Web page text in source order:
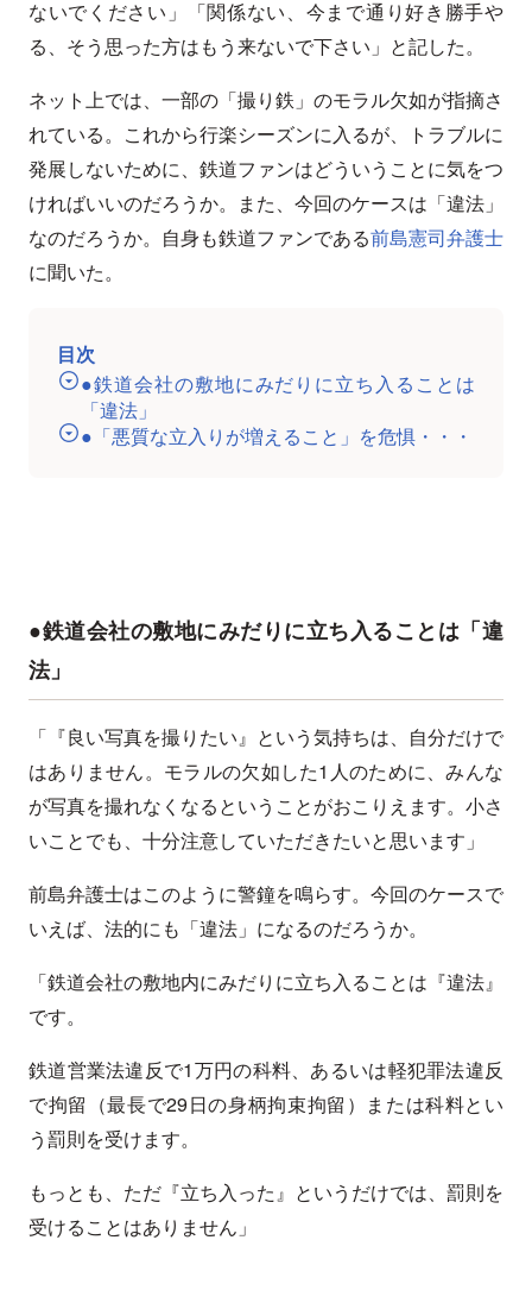
ないでください」「関係ない、今まで通り好き勝手や
る、そう思った方はもう来ないで下さい」と記した。
ネット上では、一部の「撮り鉄」のモラル欠如が指摘さ
れている。これから行楽シーズンに入るが、トラブルに
発展しないために、鉄道ファンはどういうことに気をつ
ければいいのだろうか。また、今回のケースは「違法」
なのだろうか。自身も鉄道ファンである前島憲司弁護士
に聞いた。
目次
●鉄道会社の敷地にみだりに立ち入ることは
「違法」
●「悪質な立入りが増えること」を危惧・・・
●鉄道会社の敷地にみだりに立ち入ることは「違
法」
「『良い写真を撮りたい』という気持ちは、自分だけで
はありません。モラルの欠如した1人のために、みんな
が写真を撮れなくなるということがおこりえます。小さ
いことでも、十分注意していただきたいと思います」
前島弁護士はこのように警鐘を鳴らす。今回のケースで
いえば、法的にも「違法」になるのだろうか。
「鉄道会社の敷地内にみだりに立ち入ることは『違法』
です。
鉄道営業法違反で1万円の科料、あるいは軽犯罪法違反
で拘留（最長で29日の身柄拘束拘留）または科料とい
う罰則を受けます。
もっとも、ただ『立ち入った』というだけでは、罰則を
受けることはありません」